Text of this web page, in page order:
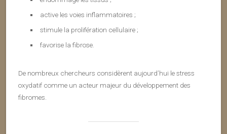
active les voies inflammatoires ;
stimule la prolifération cellulaire ;
favorise la fibrose.
De nombreux chercheurs considèrent aujourd’hui le stress
oxydatif comme un acteur majeur du développement des
fibromes.